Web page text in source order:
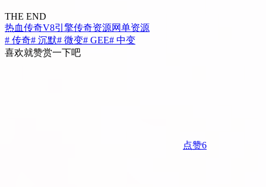
THE END
热血传奇V8引擎传奇资源网单资源
# 传奇# 沉默# 微变# GEE# 中变
喜欢就赞赏一下吧
点赞6